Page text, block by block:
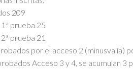
209
prueba 25
prueba 21
por el acceso 2 (minusvalía)
Acceso 3 y 4, se acumulan 3